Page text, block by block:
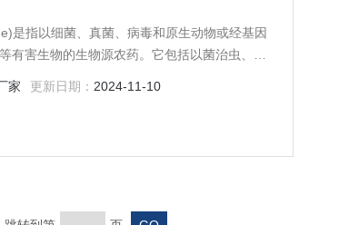
是指以细菌、真菌、病毒和原生动物或经基因
害生物的生物源农药。它包括以菌治虫、以
家 更新日期： 2024-11-10